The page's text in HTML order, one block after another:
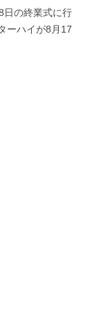
日の終業式に行
ーハイが8月17